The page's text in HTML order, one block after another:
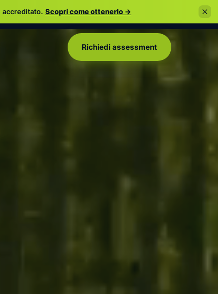
accreditato. Scopri come ottenerlo →
Richiedi assessment